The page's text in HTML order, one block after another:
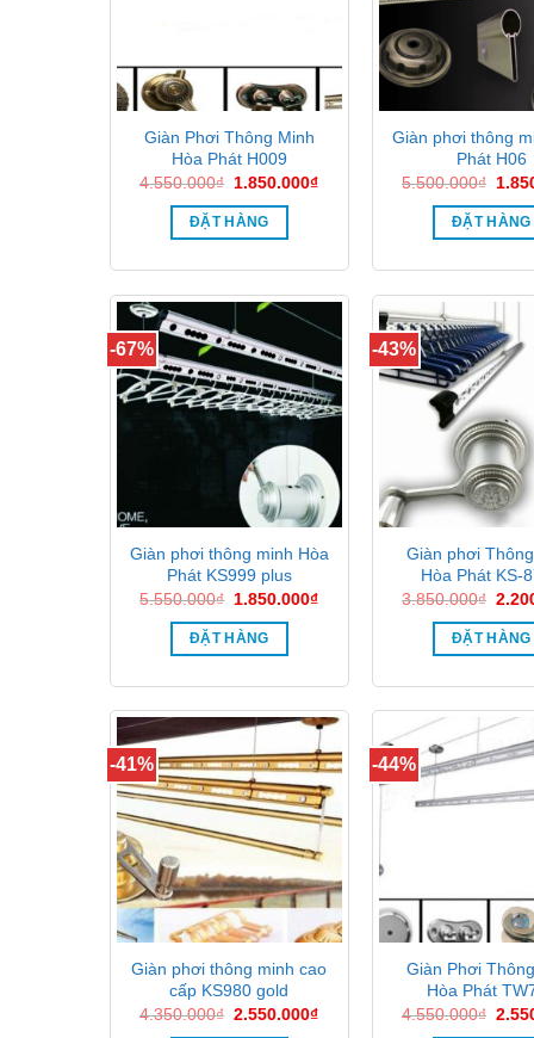
Giàn Phơi Thông Minh
Hòa Phát H009
4.550.000₫ Giá
là:
4.550.000₫.
1.850.000₫Giá
ĐẶT HÀNG
Giàn phơi thông
Phát H06
5.500.000₫ Giá
là:
ĐẶT HÀNG
-67%
Giàn phơi thông minh Hòa
Phát KS999 plus
5.550.000₫ Giá
là:
5.550.000₫.
1.850.000₫Giá
ĐẶT HÀNG
-43%
Giàn phơi
Hòa Phát KS-
3.850.000₫ Giá
là:
ĐẶT HÀNG
-41%
Giàn phơi thông minh cao
cấp KS980 gold
4.350.000₫ Giá
2.550.000₫Giá
-44%
Giàn Phơi
Hòa Phát
4.550.000₫ Giá